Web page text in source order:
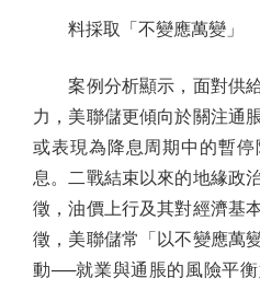
料採取「不變應萬變」
案例分析顯示，面對供給
力，美聯儲更傾向於關注通
或表現為降息周期中的暫
息。二戰結束以來的地緣政
徵，油價上行及其對經濟基
徵，美聯儲常「以不變應萬
動──就業與通脹的風險平